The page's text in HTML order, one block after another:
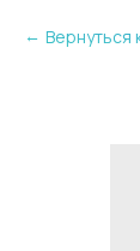
Вернуться